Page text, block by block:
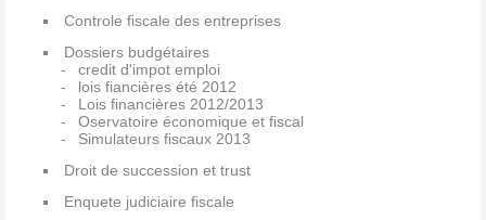
Controle fiscale des entreprises
Dossiers budgétaires
credit d'impot emploi
lois fiancières été 2012
Lois financières 2012/2013
Oservatoire économique et fiscal
Simulateurs fiscaux 2013
Droit de succession et trust
Enquete judiciaire fiscale